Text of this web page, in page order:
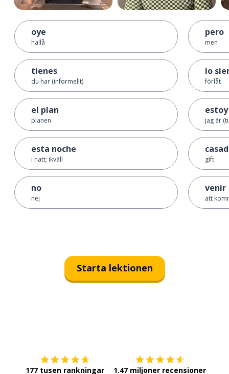
oye
hallå
tienes
du har (informellt)
el plan
planen
esta noche
i natt; ikväll
no
nej
pero
men
lo
förlåt
estoy
jag är
gift
venir
att
Starta lektionen
177 tusen rankningar 1.47 miljoner recensioner